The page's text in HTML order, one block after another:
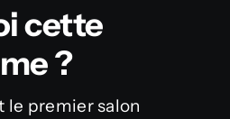
cette
?
le premier salon